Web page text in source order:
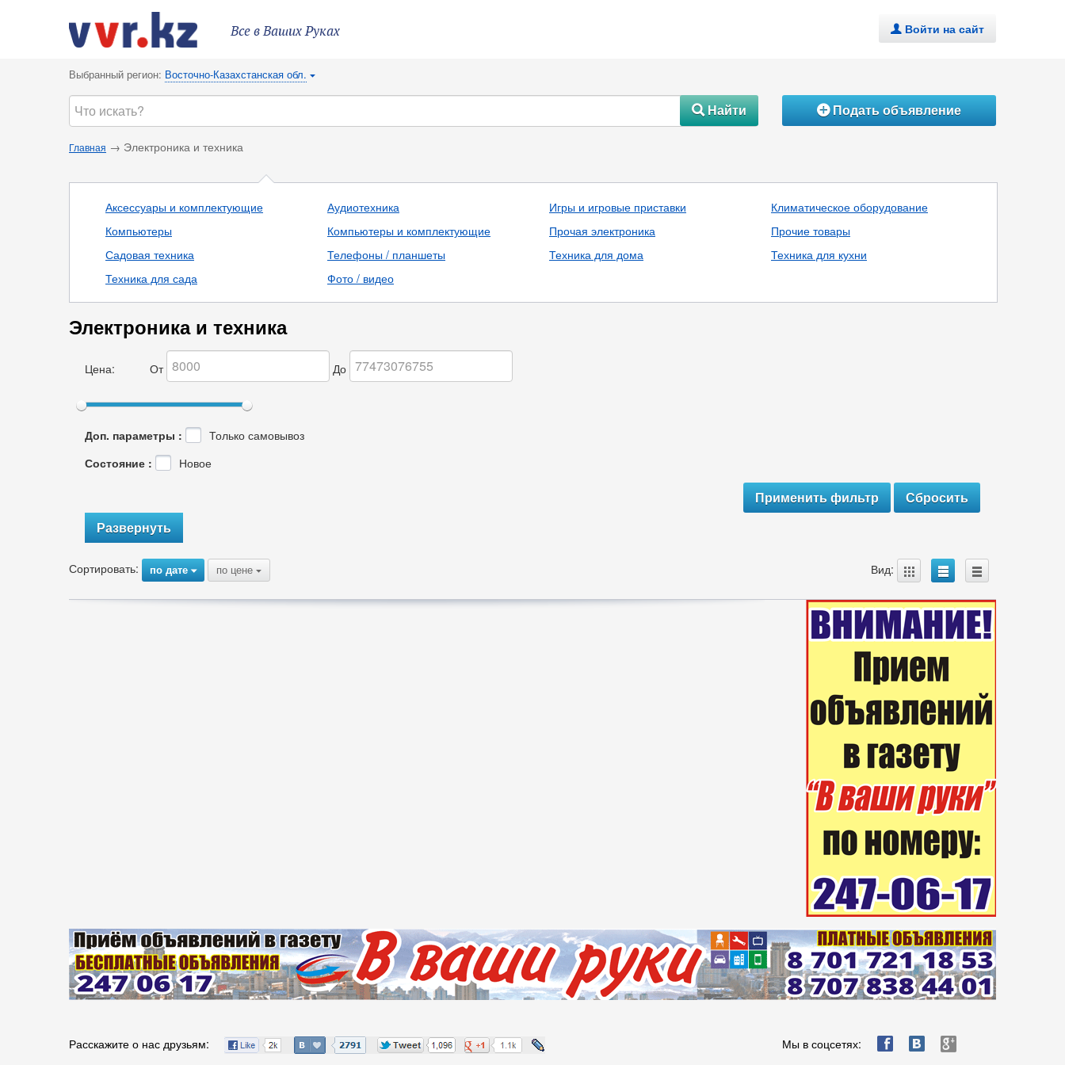
Все в Ваших Руках . Войти на сайт
Выбранный регион: Восточно-Казахстанская обл. {
#Найти ÁПодать объявление
Главная → Электроника и техника
Аксессуары и комплектующие
Компьютеры
Садовая техника
Техника для сада
Аудиотехника
Компьютеры и комплектующие
Телефоны / планшеты
Фото / видео
Игры и игровые приставки
Прочая электроника
Техника для дома
Климатическое оборудование
Прочие товары
Техника для кухни
Электроника и техника
Цена: От До
Доп. параметры :
Только самовывоз
Состояние :
Новое
Развернуть
Сортировать: по дате{ по цене { Вид: A B C
Расскажите о нас друзьям: Мы в соцсетях: ä æ è